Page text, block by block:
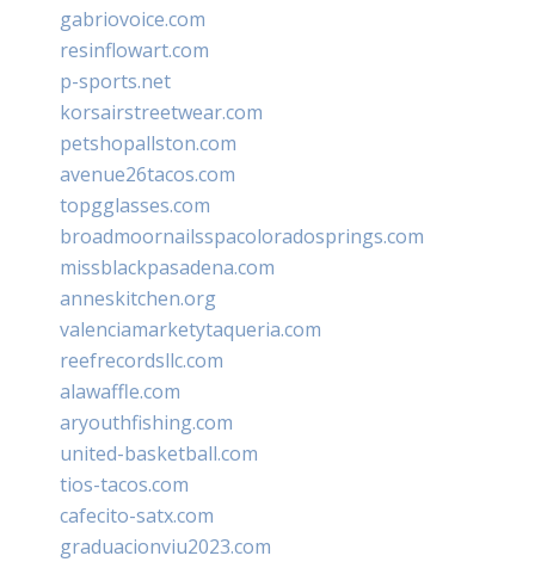
gabriovoice.com
resinflowart.com
p-sports.net
korsairstreetwear.com
petshopallston.com
avenue26tacos.com
topgglasses.com
broadmoornailsspacoloradosprings.com
missblackpasadena.com
anneskitchen.org
valenciamarketytaqueria.com
reefrecordsllc.com
alawaffle.com
aryouthfishing.com
united-basketball.com
tios-tacos.com
cafecito-satx.com
graduacionviu2023.com